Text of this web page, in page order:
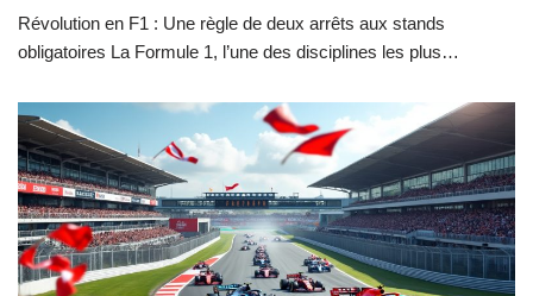
Révolution en F1 : Une règle de deux arrêts aux stands
obligatoires La Formule 1, l’une des disciplines les plus…